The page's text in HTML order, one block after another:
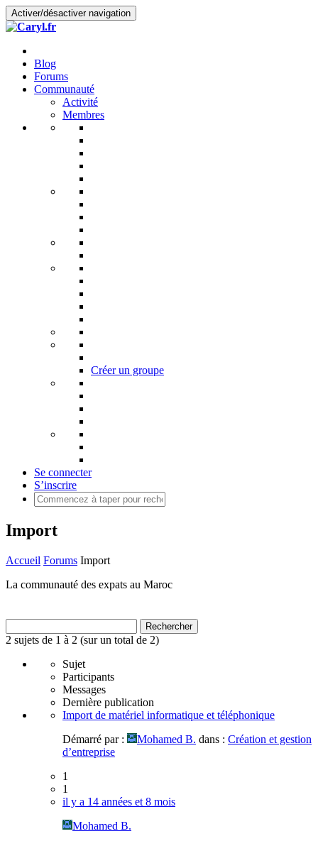
Activer/désactiver navigation
Blog
Forums
Communauté
Activité
Membres
Créer un groupe
Se connecter
S’inscrire
Import
Accueil Forums Import
La communauté des expats au Maroc
2 sujets de 1 à 2 (sur un total de 2)
Sujet
Participants
Messages
Dernière publication
Import de matériel informatique et téléphonique
Démarré par :
Mohamed B. dans : Création et gestion
d’entreprise
1
1
il y a 14 années et 8 mois
Mohamed B.